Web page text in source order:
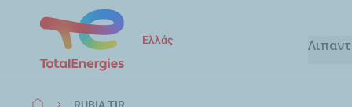
Ελλάς
Breadcrumb